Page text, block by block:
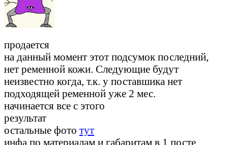
продается
на данный момент этот подсумок последний,
нет ременной кожи. Следующие будут
неизвестно когда, т.к. у поставшика нет
подходящей ременной уже 2 мес.
начинается все с этого
результат
остальные фото тут
инфа по материалам и габаритам в 1 посте